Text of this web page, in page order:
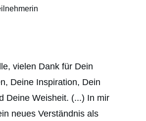
vielen Dank für Dein
Deine Inspiration, Dein
Deine Weisheit. (...) In mir
neues Verständnis als